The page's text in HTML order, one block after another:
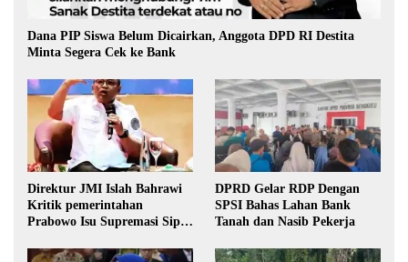
Dana PIP Siswa Belum Dicairkan, Anggota DPD RI Destita
Minta Segera Cek ke Bank
Direktur JMI Islah Bahrawi
Kritik pemerintahan
Prabowo Isu Supremasi Sipil,
Pilkada oleh DPRD
DPRD Gelar RDP Dengan
SPSI Bahas Lahan Bank
Tanah dan Nasib Pekerja